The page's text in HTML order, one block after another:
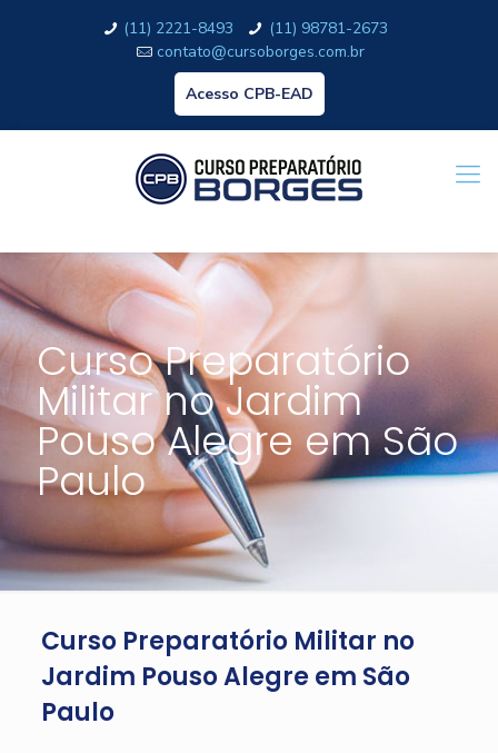
(11) 2221-8493
(11) 98781-2673
contato@cursoborges.com.br
Acesso CPB-EAD
Curso Preparatório
Militar no Jardim
Pouso Alegre em São
Paulo
Curso Preparatório Militar no
Jardim Pouso Alegre em São
Paulo